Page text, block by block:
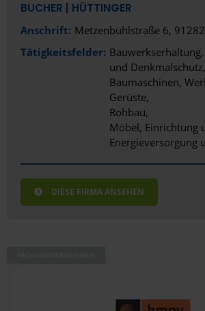
BUCHER | HÜTTINGER
Anschrift: Metzenbühlstraße 6,
Tätigkeitsfelder:
und Denkmalschutz
Baumaschinen,
Gerüste
Rohbau
Möbel, Einrichtung
Energieversorgung
DIESE FIRMA ANSEHEN